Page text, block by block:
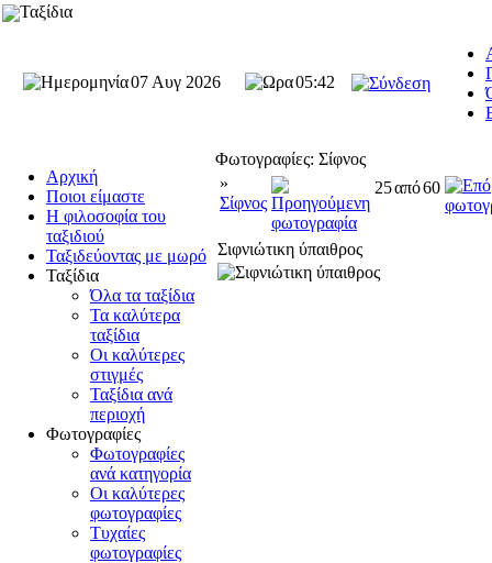
Ταξίδια
07 Αυγ 2026 05:42
Αρχική
Ποιοι είμαστε
Η φιλοσοφία του
ταξιδιού
Ταξιδεύοντας με μωρό
Ταξίδια
Όλα τα ταξίδια
Τα καλύτερα
ταξίδια
Οι καλύτερες
στιγμές
Ταξίδια ανά
περιοχή
Φωτογραφίες
Φωτογραφίες
ανά κατηγορία
Οι καλύτερες
φωτογραφίες
Τυχαίες
φωτογραφίες
Φωτογραφίες: Σίφνος
»
Σίφνος
25από60
Σιφνιώτικη ύπαιθρος